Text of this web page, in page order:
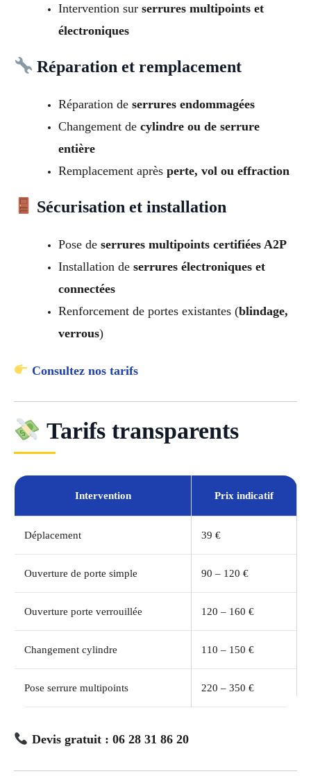
Intervention sur serrures multipoints et
électroniques
Réparation et remplacement
Réparation de serrures endommagées
Changement de cylindre ou de serrure
entière
Remplacement après perte, vol ou effraction
Sécurisation et installation
Pose de serrures multipoints certifiées A2P
Installation de serrures électroniques et
connectées
Renforcement de portes existantes (blindage,
verrous)
Consultez nos tarifs
Tarifs transparents
Intervention Prix indicatif
Déplacement 39 €
Ouverture de porte simple 90 – 120 €
Ouverture porte verrouillée 120 – 160 €
Changement cylindre 110 – 150 €
Pose serrure multipoints 220 – 350 €
Devis gratuit : 06 28 31 86 20